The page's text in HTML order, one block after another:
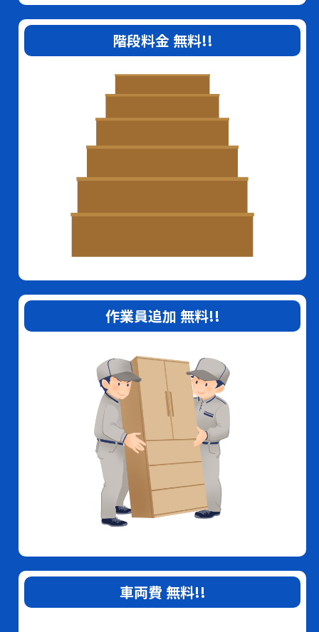
階段料金 無料!!
作業員追加 無料!!
車両費 無料!!